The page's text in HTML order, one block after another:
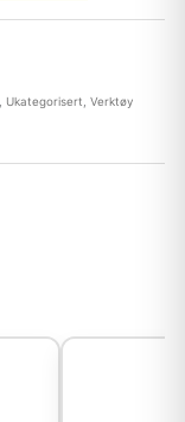
Ukategorisert Verktøy